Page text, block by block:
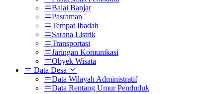
Balai Banjar
Pasraman
Tempat Ibadah
Sarana Listrik
Transportasi
Jaringan Komunikasi
Obyek Wisata
Data Desa
Data Wilayah Administratif
Data Rentang Umur Penduduk